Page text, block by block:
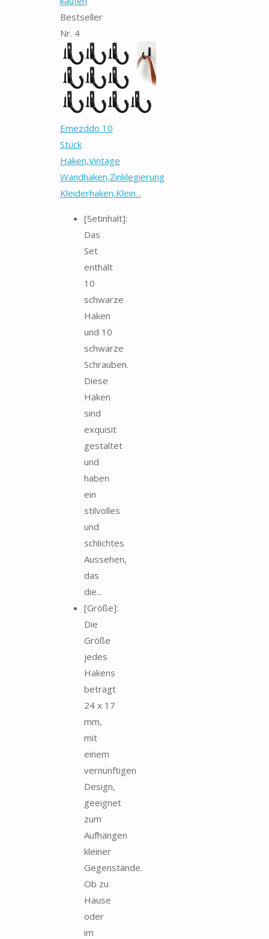
Bestseller
Nr. 4
Emezddo 10
Stück
Haken,Vintage
Wandhaken,Zinklegierung
Kleiderhaken,Klein...
[Setinhalt]:
Das
Set
enthält
10
schwarze
Haken
und 10
schwarze
Schrauben.
Diese
Haken
sind
exquisit
gestaltet
und
haben
ein
stilvolles
und
schlichtes
Aussehen,
das
die...
[Größe]:
Die
Größe
jedes
Hakens
beträgt
24 x 17
mm,
mit
einem
vernünftigen
Design,
geeignet
zum
Aufhängen
kleiner
Gegenstände.
Ob zu
Hause
oder
im